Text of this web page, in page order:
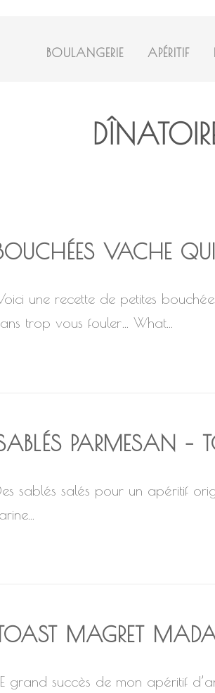
BOULANGERIE APÉRITIF
VACHE
une recette de petites
trop vous fouler… What...
PARMESAN –
sablés salés pour un apéritif
MAGRET
grand succès de mon apéritif